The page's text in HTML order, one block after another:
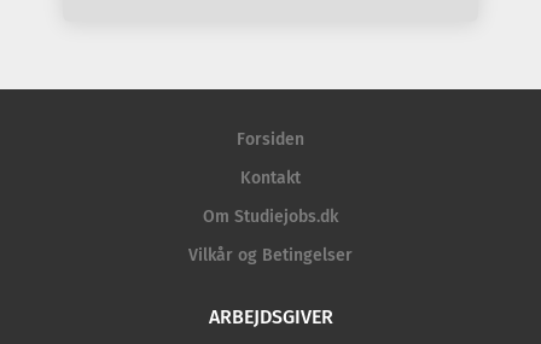
Forsiden
Kontakt
Om Studiejobs.dk
Vilkår og Betingelser
ARBEJDSGIVER